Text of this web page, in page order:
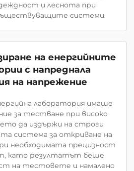
и леснота при
системи.
на енергийните
с напреднала
на напрежение
лаборатория имаше
за тестване при високо
да издържи на строги
система за откриване на
необходимата прецизност
като резултатът беше
на тестовете и намалено